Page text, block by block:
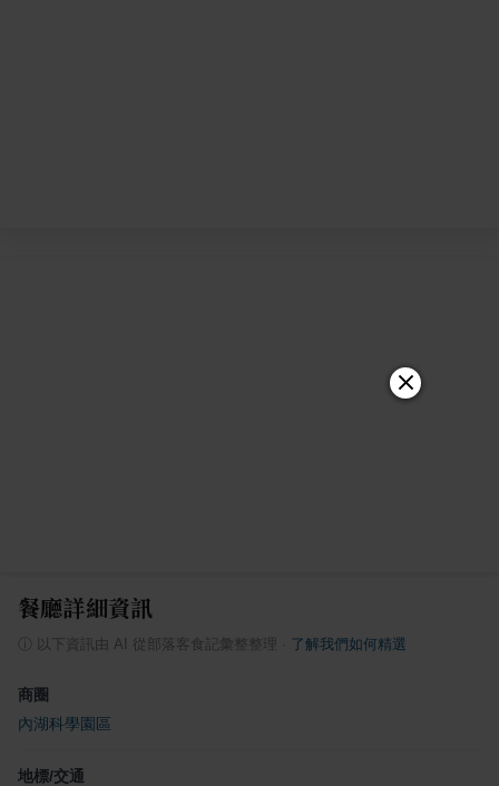
餐廳詳細資訊
以下資訊由 AI 從部落客食記彙整整理 了解我們如何精選
商圈
內湖科學園區
地標/交通